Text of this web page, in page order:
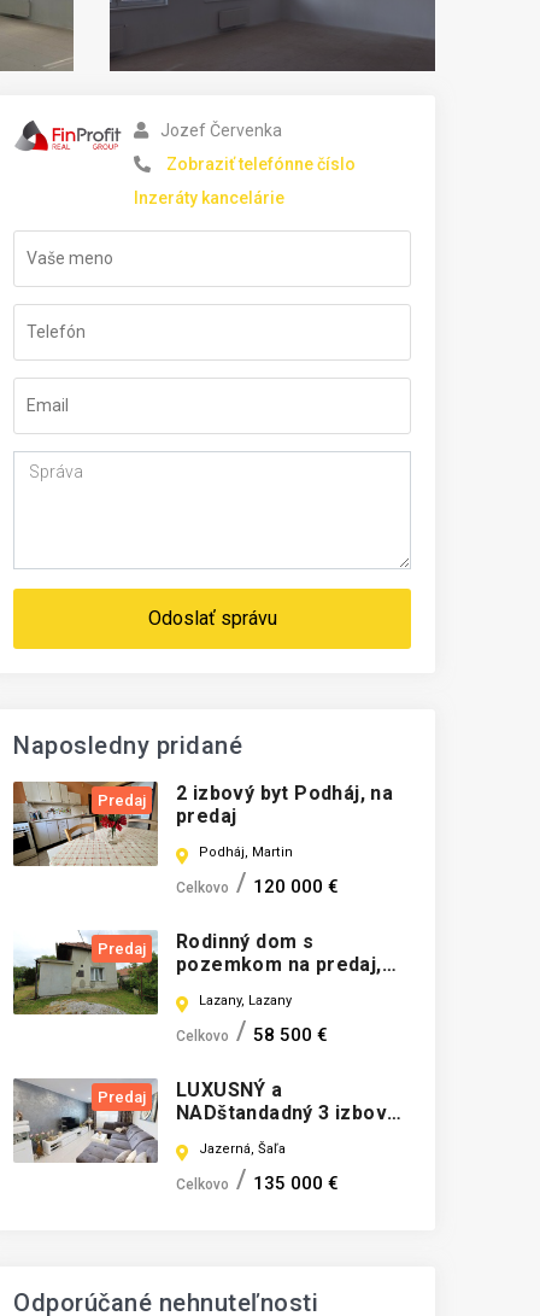
Jozef Červenka
Zobraziť telefónne číslo
Inzeráty kancelárie
Odoslať správu
Naposledny pridané
Predaj
2 izbový byt Podháj, na
predaj
Podháj, Martin
Celkovo 120 000 €
Predaj
Rodinný dom s
pozemkom na predaj,
Lazany, Lazany
Celkovo 58 500 €
Predaj
LUXUSNÝ a
NADštandadný 3 izbový
Jazerná, Šaľa
Celkovo 135 000 €
Odporúčané nehnuteľnosti